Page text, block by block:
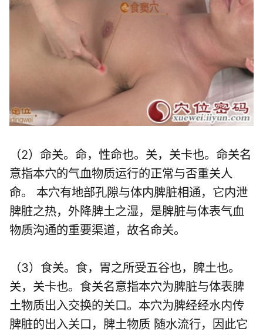
（2）命关。命，性命也。关，关卡也。命关名
意指本穴的气血物质运行的正常与否重关人
命。 本穴有地部孔隙与体内脾脏相通，它内泄
脾脏之热，外降脾土之湿，是脾脏与体表气血
物质沟通的重要渠道，故名命关。
（3）食关。食，胃之所受五谷也，脾土也。
关，关卡也。食关名意指本穴为脾脏与体表脾
土物质出入交换的关口。本穴为脾经经水内传
脾脏的出入关口，脾土物质 随水流行，因此它